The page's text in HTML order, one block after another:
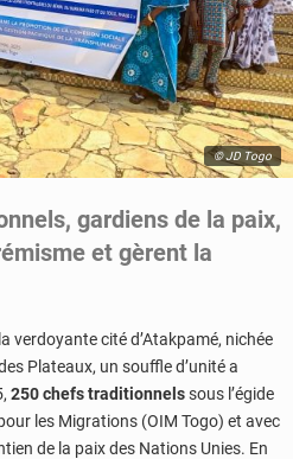
© JD Togo
gardiens de la paix,
et gèrent la
verdoyante cité d’Atakpamé, nichée
Plateaux, un souffle d’unité a
250 chefs traditionnelssous l’égide
les Migrations (OIM Togo) et avec
de la paix des Nations Unies. En